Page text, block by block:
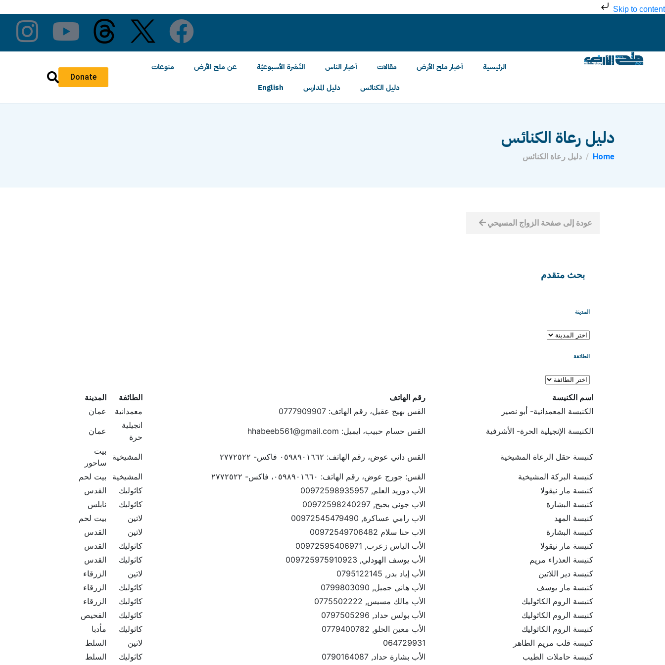
Skip to content
Donate
الرئيسية أخبار ملح الأرض مقالات أخبار الناس النّشرة الأسبوعيّة عن ملح الأرض
منوعات
دليل الكنائس
دليل المدارس English
دليل رعاة الكنائس
Home دليل رعاة الكنائس
عودة إلى صفحة الزواج المسيحي
بحث متقدم
المدينة
الطائفة
اسم الكنيسة رقم الهاتف الطائفة
المدينة
الكنيسة المعمدانية- أبو نصير
القس بهيج عقيل، رقم الهاتف: 0777909907 معمدانية
عمان
الكنيسة الإنجيلية الحرة- الأشرفية
القس حسام حبيب، ايميل: hhabeeb561@gmail.com
انجيلية
حرة
عمان
كنيسة حقل الرعاة المشيخية القس داني عوض، رقم الهاتف: ٠٥٩٨٩٠١٦٦٢ فاكس- ٢٧٧٢٥٢٢ المشيخية
بيت
ساحور
كنيسة البركة المشيخية
القس: جورج عوض، رقم الهاتف: ٠٥٩٨٩٠١٦٦٠، فاكس- ٢٧٧٢٥٢٢ المشيخية
بيت لحم
كنيسة مار نيقولا
الأب دوريد العلم, 00972598935957 كاثوليك
القدس
كنيسة البشارة
الاب جوني بحبح, 00972598240297 كاثوليك
نابلس
كنيسة المهد
الاب رامي عساكرة, 00972545479490 لاتين
بيت لحم
كنيسة البشارة
الاب حنا سلام 00972549706482 لاتين
القدس
كنيسة مار نيقولا
الأب الياس زعرب, 00972595406971 كاثوليك
القدس
كنيسة العذراء مريم
الأب يوسف الهودلي, 009725975910923 كاثوليك
القدس
كنيسة دير اللاتين
الأب إياد بدر, 0795122145 لاتين
الزرقاء
كنيسة مار يوسف
الأب هاني جميل, 0799803090 كاثوليك
الزرقاء
كنيسة الروم الكاثوليك
الأب مالك مسيس, 0775502222 كاثوليك
الزرقاء
كنيسة الروم الكاثوليك
الأب بولس حداد, 0797505296 كاثوليك
الفحيص
كنيسة الروم الكاثوليك
الأب معين الحلو, 0779400782 كاثوليك
مأدبا
كنيسة قلب مريم الطاهر
064729931 لاتين
السلط
كنيسة حاملات الطيب
الأب بشارة حداد, 0790164087 كاثوليك السلط